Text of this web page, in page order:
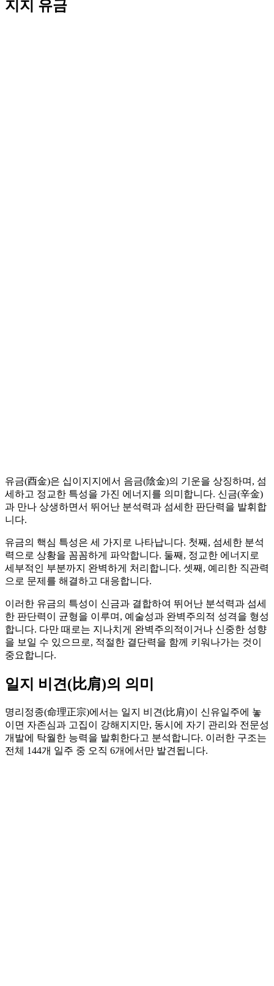
지지 유금
유금(酉金)은 십이지지에서 음금(陰金)의 기운을 상징하며, 섬
세하고 정교한 특성을 가진 에너지를 의미합니다. 신금(辛金)
과 만나 상생하면서 뛰어난 분석력과 섬세한 판단력을 발휘합
니다.
유금의 핵심 특성은 세 가지로 나타납니다. 첫째, 섬세한 분석
력으로 상황을 꼼꼼하게 파악합니다. 둘째, 정교한 에너지로
세부적인 부분까지 완벽하게 처리합니다. 셋째, 예리한 직관력
으로 문제를 해결하고 대응합니다.
이러한 유금의 특성이 신금과 결합하여 뛰어난 분석력과 섬세
한 판단력이 균형을 이루며, 예술성과 완벽주의적 성격을 형성
합니다. 다만 때로는 지나치게 완벽주의적이거나 신중한 성향
을 보일 수 있으므로, 적절한 결단력을 함께 키워나가는 것이
중요합니다.
일지 비견(比肩)의 의미
명리정종(命理正宗)에서는 일지 비견(比肩)이 신유일주에 놓
이면 자존심과 고집이 강해지지만, 동시에 자기 관리와 전문성
개발에 탁월한 능력을 발휘한다고 분석합니다. 이러한 구조는
전체 144개 일주 중 오직 6개에서만 발견됩니다.